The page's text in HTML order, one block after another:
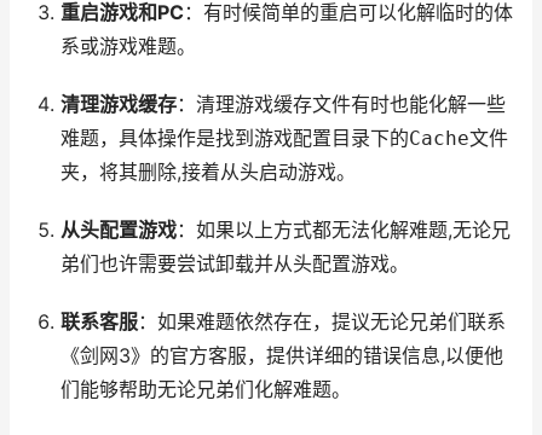
重启游戏和PC：有时候简单的重启可以化解临时的体
系或游戏难题。
清理游戏缓存：清理游戏缓存文件有时也能化解一些
难题，具体操作是找到游戏配置目录下的Cache文件
夹，将其删除,接着从头启动游戏。
从头配置游戏：如果以上方式都无法化解难题,无论兄
弟们也许需要尝试卸载并从头配置游戏。
联系客服：如果难题依然存在，提议无论兄弟们联系
《剑网3》的官方客服，提供详细的错误信息,以便他
们能够帮助无论兄弟们化解难题。